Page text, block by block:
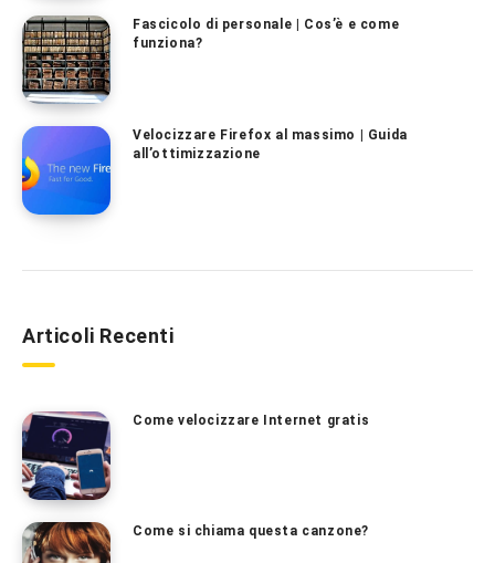
Fascicolo di personale | Cos’è e come
funziona?
Velocizzare Firefox al massimo | Guida
all’ottimizzazione
Articoli Recenti
Come velocizzare Internet gratis
Come si chiama questa canzone?